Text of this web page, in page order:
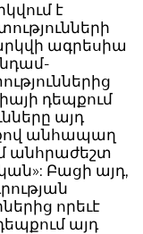
է
ագրեսիա
դեպքում
այդ
անհապաղ
անհրաժեշտ
Բացի այդ,
որեւէ
այդ